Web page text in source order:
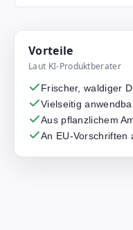
Vorteile
Laut KI-Produktberater
Frischer, waldiger
Vielseitig
Aus pflanzlichem
An EU-Vorschriften